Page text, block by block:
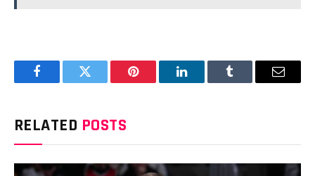
FacebookTwitter Pinterest LinkedInTumblr Email
RELATED POSTS